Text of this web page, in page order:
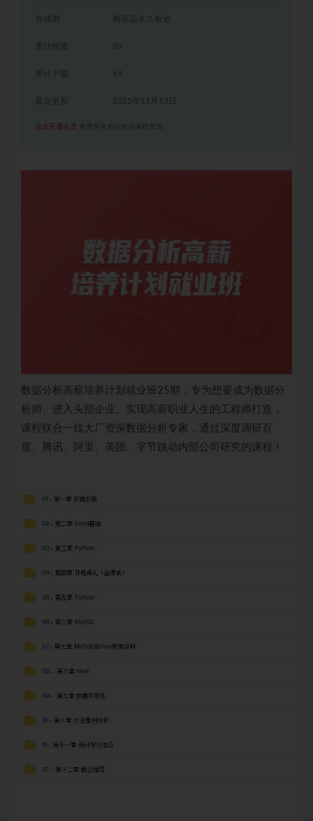
有效期 购买后永久有效
累计销量 83
累计下载 14
2025年11月13日
点击开通会员 免费享有本站所有课程资源
数据分析 高薪培养计划就业班25期，专为想要成为数据分
析师、进入头部企业、实现高薪职业人生的工程师打造，
课程联合一线大厂资深数据分析专家，通过深度调研百
度、腾讯、阿里、美团、字节跳动内部公司研究的课程！